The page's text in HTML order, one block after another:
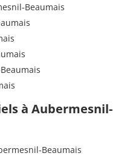
Beaumais
à Aubermesnil-
Beaumais